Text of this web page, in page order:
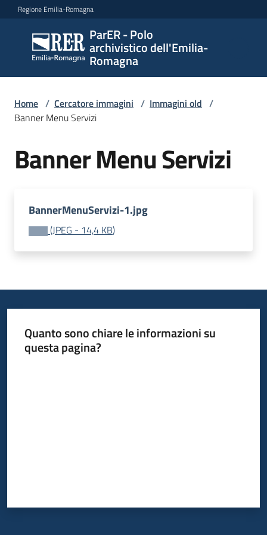
Vai al contenuto
Vai alla navigazione
Vai al footer
Regione Emilia-Romagna
ParER - Polo
archivistico dell'Emilia-
Romagna
ParER -
Polo
archivistico
Romagna
Polo
archivistico
Archivio
storico
Argomenti
Home / Cercatore immagini / Immagini old /
Banner Menu Servizi
Banner Menu Servizi
BannerMenuServizi-1.jpg
(JPEG - 14,4 KB)
Quanto sono chiare le informazioni su
questa pagina?